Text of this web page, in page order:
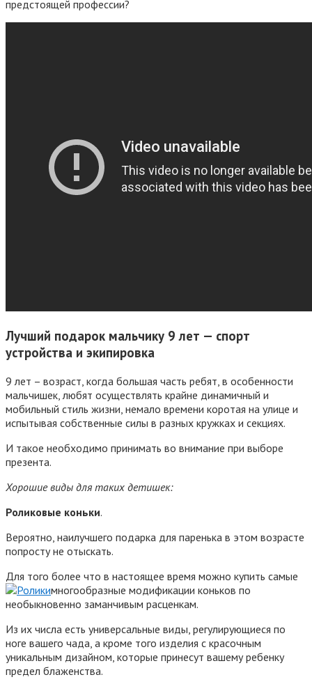
предстоящей профессии?
Лучший подарок мальчику 9 лет — спорт
устройства и экипировка
9 лет – возраст, когда большая часть ребят, в особенности
мальчишек, любят осуществлять крайне динамичный и
мобильный стиль жизни, немало времени коротая на улице и
испытывая собственные силы в разных кружках и секциях.
И такое необходимо принимать во внимание при выборе
презента.
Хорошие виды для таких детишек:
Роликовые коньки.
Вероятно, наилучшего подарка для паренька в этом возрасте
попросту не отыскать.
Для того более что в настоящее время можно купить самые
многообразные модификации коньков по
необыкновенно заманчивым расценкам.
Из их числа есть универсальные виды, регулирующиеся по
ноге вашего чада, а кроме того изделия с красочным
уникальным дизайном, которые принесут вашему ребенку
предел блаженства.